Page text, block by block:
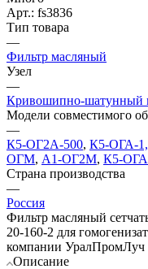
Арт.: fs3836
Тип товара
—
Фильтр масляный
Узел
—
Кривошипно-шатунный
Модели совместимого
—
К5-ОГ2А-500, К5-ОГА-
ОГМ, А1-ОГ2М, К5-
Страна производства
—
Россия
Фильтр масляный
20-160-2 для
компании УралПромЛуч
Описание